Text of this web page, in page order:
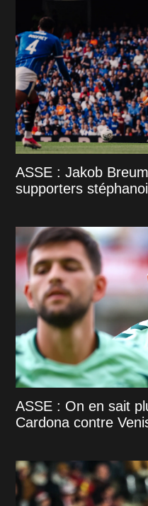
ASSE : Jakob
supporters
ASSE : On en sait
Cardona contre